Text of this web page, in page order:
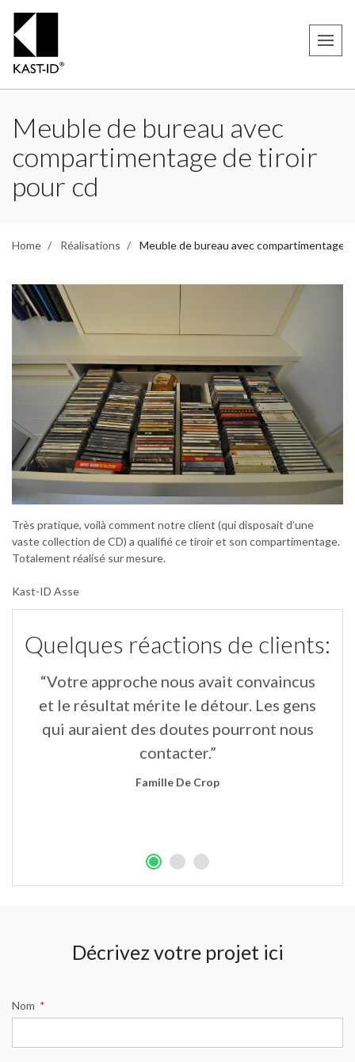
Meuble de bureau avec
compartimentage de tiroir
pour cd
Home Réalisations Meuble de bureau avec compartimentage
Très pratique, voilà comment notre client (qui disposait d’une
vaste collection de CD) a qualifié ce tiroir et son compartimentage.
Totalement réalisé sur mesure.
Kast-ID Asse
Quelques réactions de clients:
“Votre approche nous avait convaincus
et le résultat mérite le détour. Les gens
qui auraient des doutes pourront nous
contacter.”
Famille De Crop
Décrivez votre projet ici
Nom *